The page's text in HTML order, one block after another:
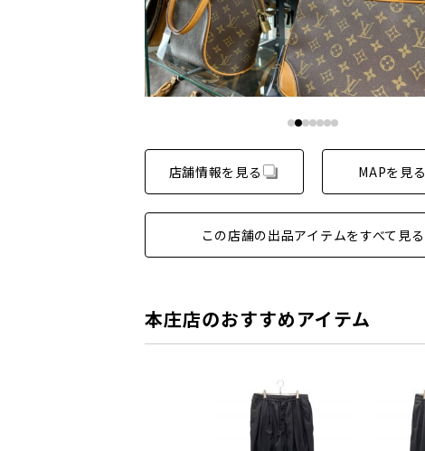
店舗情報を見る MAPを見る
この店舗の出品アイテムをすべて見る
本庄店のおすすめアイテム